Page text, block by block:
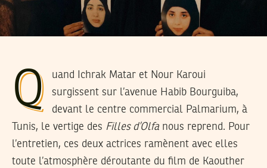
Q
uand Ichrak Matar et Nour Karoui
surgissent sur l’avenue Habib Bourguiba,
devant le centre commercial Palmarium, à
Tunis, le vertige des Filles d’Olfa nous reprend. Pour
l’entretien, ces deux actrices ramènent avec elles
toute l’atmosphère déroutante du film de Kaouther